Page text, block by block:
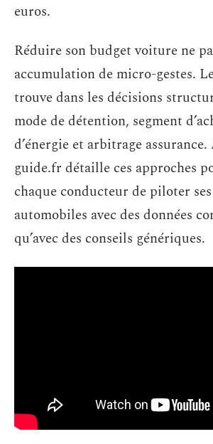
euros.
Réduire son budget voiture ne
accumulation de micro-gestes.
trouve dans les décisions
mode de détention, segment
d’énergie et arbitrage
guide.fr détaille ces approches
chaque conducteur de piloter ses
automobiles avec des données
qu’avec des conseils génériques.